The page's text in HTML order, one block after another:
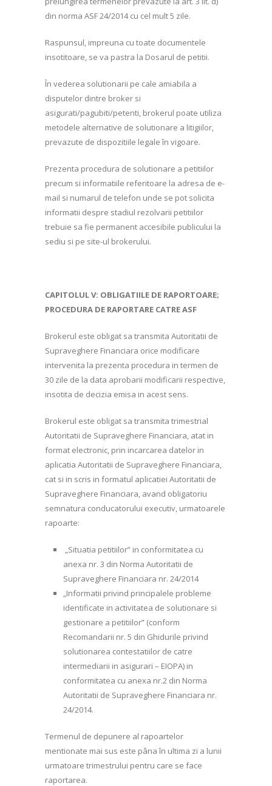
din norma ASF 24/2014 cu cel mult 5 zile.
Raspunsul, impreuna cu toate documentele
insotitoare, se va pastra la Dosarul de petitii.
În vederea solutionarii pe cale amiabila a
disputelor dintre broker si
asigurati/pagubiti/petenti, brokerul poate utiliza
metodele alternative de solutionare a litigiilor,
prevazute de dispozitiile legale în vigoare.
Prezenta procedura de solutionare a petitiilor
precum si informatiile referitoare la adresa de e-
mail si numarul de telefon unde se pot solicita
informatii despre stadiul rezolvarii petitiilor
trebuie sa fie permanent accesibile publicului la
sediu si pe site-ul brokerului.
CAPITOLUL V: OBLIGATIILE DE RAPORTOARE;
PROCEDURA DE RAPORTARE CATRE ASF
Brokerul este obligat sa transmita Autoritatii de
Supraveghere Financiara orice modificare
intervenita la prezenta procedura in termen de
30 zile de la data aprobarii modificarii respective,
insotita de decizia emisa in acest sens.
Brokerul este obligat sa transmita trimestrial
Autoritatii de Supraveghere Financiara, atat in
format electronic, prin incarcarea datelor in
aplicatia Autoritatii de Supraveghere Financiara,
cat si in scris in formatul aplicatiei Autoritatii de
Supraveghere Financiara, avand obligatoriu
semnatura conducatorului executiv, urmatoarele
rapoarte:
„Situatia petitiilor” in conformitatea cu
anexa nr. 3 din Norma Autoritatii de
Supraveghere Financiara nr. 24/2014
„Informatii privind principalele probleme
identificate in activitatea de solutionare si
gestionare a petitiilor” (conform
Recomandarii nr. 5 din Ghidurile privind
solutionarea contestatiilor de catre
intermediarii in asigurari – EIOPA) in
conformitatea cu anexa nr.2 din Norma
Autoritatii de Supraveghere Financiara nr.
24/2014.
Termenul de depunere al rapoartelor
mentionate mai sus este pâna în ultima zi a lunii
urmatoare trimestrului pentru care se face
raportarea.